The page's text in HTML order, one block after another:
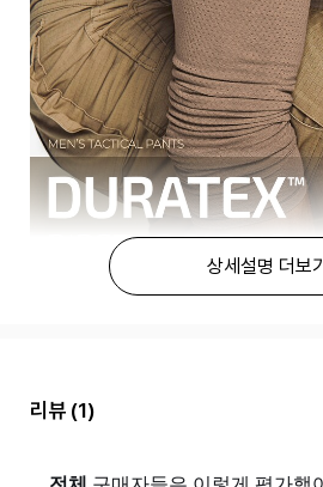
상세설명 더보기
리뷰 (1)